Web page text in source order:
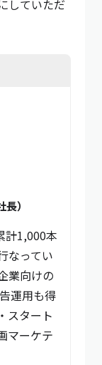
していただ
）
計1,000本
なってい
業向けの
運用も得
スタート
マーケテ